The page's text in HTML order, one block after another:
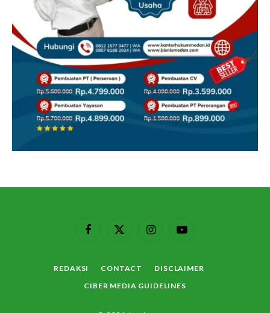
FacebookX
InstagramYouTube
REDAKSI CONTACT
DISCLAIMER
CIBER MEDIA GUIDELINES